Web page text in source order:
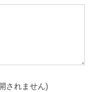
されません)